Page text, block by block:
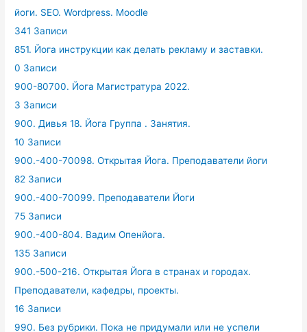
йоги. SEO. Wordpress. Moodle
341 Записи
851. Йога инструкции как делать рекламу и заставки.
0 Записи
900-80700. Йога Магистратура 2022.
3 Записи
900. Дивья 18. Йога Группа . Занятия.
10 Записи
900.-400-70098. Открытая Йога. Преподаватели йоги
82 Записи
900.-400-70099. Преподаватели Йоги
75 Записи
900.-400-804. Вадим Опенйога.
135 Записи
900.-500-216. Открытая Йога в странах и городах.
Преподаватели, кафедры, проекты.
16 Записи
990. Без рубрики. Пока не придумали или не успели